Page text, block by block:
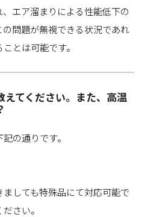
エア溜まりによる性能低下の
問題が無視できる状況であれ
とは可能です。
えてください。また、高温
の通りです。
ましても特殊品にて対応可能で
さい。